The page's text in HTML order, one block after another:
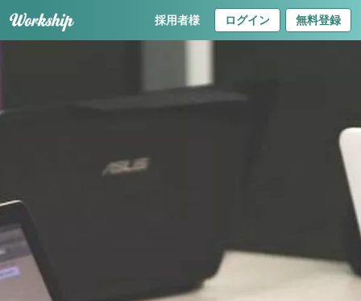
採用者様 ログイン 無料登録